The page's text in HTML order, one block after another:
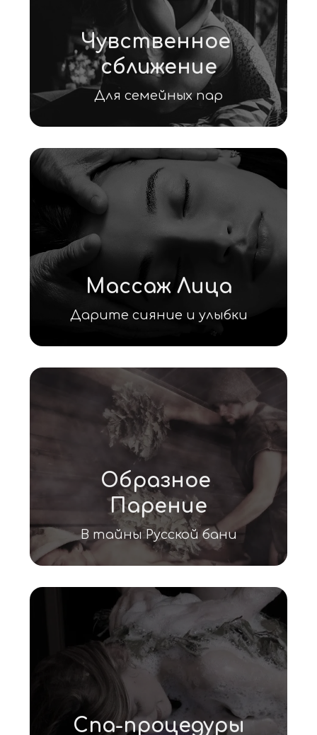
Чувственное
сближение
Для семейных пар
Массаж Лица
Дарите сияние и улыбки
Образное
Парение
В тайны Русской бани
Спа-процедуры